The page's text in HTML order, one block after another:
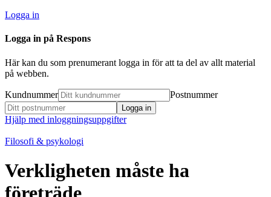
Logga in
Logga in på Respons
Här kan du som prenumerant logga in för att ta del av allt material
på webben.
Kundnummer Postnummer
Hjälp med inloggningsuppgifter
Filosofi & psykologi
Verkligheten måste ha